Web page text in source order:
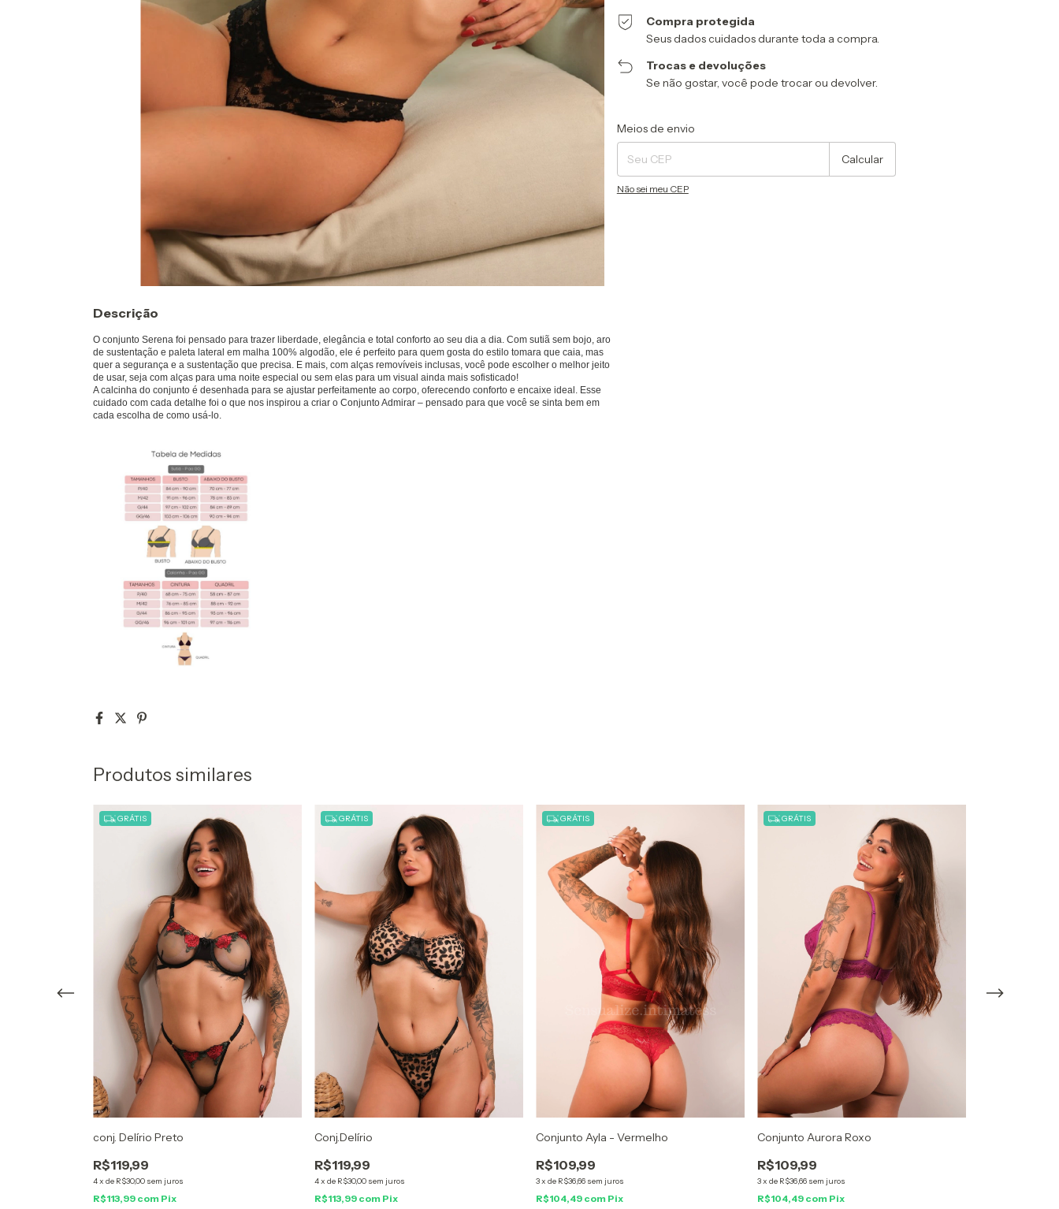
Compra protegida
Seus dados cuidados durante toda a compra.
Trocas e devoluções
Se não gostar, você pode trocar ou devolver.
Entregas para o CEP:
Meios de envio
Calcular
Não sei meu CEP
Descrição
O conjunto Serena foi pensado para trazer liberdade, elegância e total conforto ao seu dia a dia. Com sutiã sem bojo, aro
de sustentação e paleta lateral em malha 100% algodão, ele é perfeito para quem gosta do estilo tomara que caia, mas
quer a segurança e a sustentação que precisa. E mais, com alças removíveis inclusas, você pode escolher o melhor jeito
de usar, seja com alças para uma noite especial ou sem elas para um visual ainda mais sofisticado!
A calcinha do conjunto é desenhada para se ajustar perfeitamente ao corpo, oferecendo conforto e encaixe ideal. Esse
cuidado com cada detalhe foi o que nos inspirou a criar o Conjunto Admirar – pensado para que você se sinta bem em
cada escolha de como usá-lo.
Produtos similares
GRÁTIS
conj. Delírio Preto
R$119,99
4x de R$30,00 sem juros
R$113,99 com Pix
GRÁTIS
Conj.Delírio
R$119,99
4x de R$30,00 sem juros
R$113,99 com Pix
GRÁTIS
Conjunto Ayla - Vermelho
R$109,99
3x de R$36,66 sem juros
R$104,49 com Pix
GRÁTIS
Conjunto Aurora Roxo
R$109,99
3x de R$36,66 sem juros
R$104,49 com Pix